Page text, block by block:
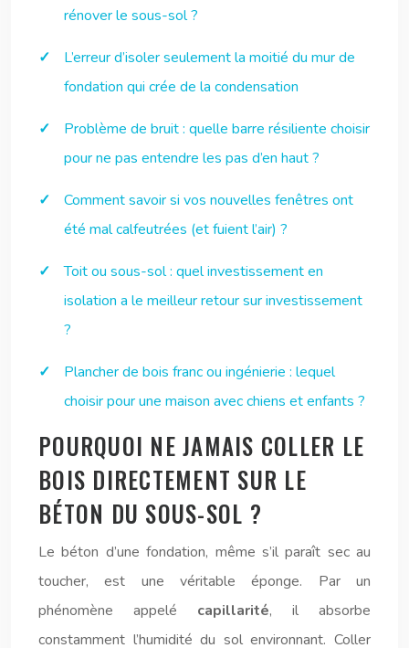
rénover le sous-sol ?
L’erreur d’isoler seulement la moitié du mur de
fondation qui crée de la condensation
Problème de bruit : quelle barre résiliente choisir
pour ne pas entendre les pas d’en haut ?
Comment savoir si vos nouvelles fenêtres ont
été mal calfeutrées (et fuient l’air) ?
Toit ou sous-sol : quel investissement en
isolation a le meilleur retour sur investissement
?
Plancher de bois franc ou ingénierie : lequel
choisir pour une maison avec chiens et enfants ?
POURQUOI NE JAMAIS COLLER LE
BOIS DIRECTEMENT SUR LE
BÉTON DU SOUS-SOL ?
Le béton d’une fondation, même s’il paraît sec au
toucher, est une véritable éponge. Par un
phénomène appelé capillarité, il absorbe
constamment l’humidité du sol environnant. Coller